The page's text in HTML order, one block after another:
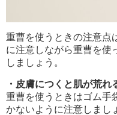
重曹を使うときの注意点
に注意しながら重曹を使
しましょう。
・皮膚につくと肌が荒れ
重曹を使うときはゴム手
かないように注意しまし